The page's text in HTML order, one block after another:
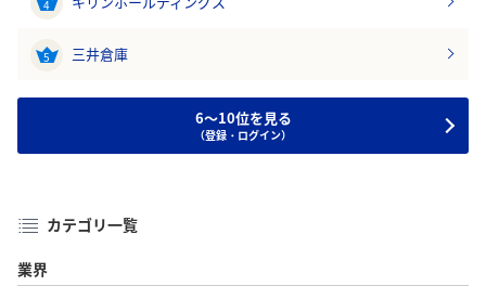
4
5 三井倉庫
6～10位を見る
（登録・ログイン）
カテゴリ一覧
業界